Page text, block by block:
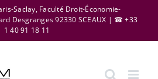
Saclay, Faculté Droit-Économie-
Desgranges 92330 SCEAUX | ☎ +33
1 40 91 18 11